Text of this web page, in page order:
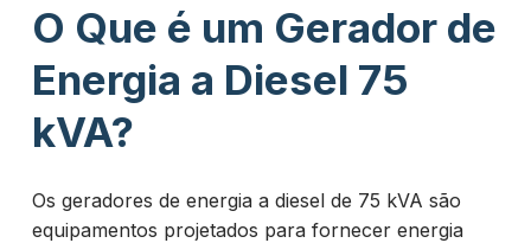
O Que é um Gerador de
Energia a Diesel 75
kVA?
Os geradores de energia a diesel de 75 kVA são
equipamentos projetados para fornecer energia